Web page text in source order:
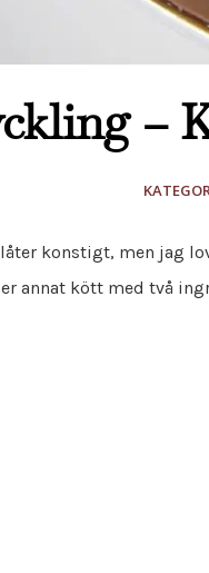
–
konstigt, men jag
annat kött med två